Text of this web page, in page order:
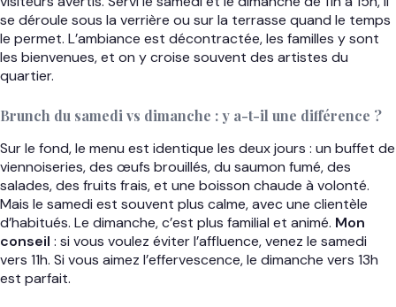
se déroule sous la verrière ou sur la terrasse quand le temps
le permet. L’ambiance est décontractée, les familles y sont
les bienvenues, et on y croise souvent des artistes du
quartier.
Brunch du samedi vs dimanche : y a-t-il une différence ?
Sur le fond, le menu est identique les deux jours : un buffet de
viennoiseries, des œufs brouillés, du saumon fumé, des
salades, des fruits frais, et une boisson chaude à volonté.
Mais le samedi est souvent plus calme, avec une clientèle
d’habitués. Le dimanche, c’est plus familial et animé. Mon
conseil : si vous voulez éviter l’affluence, venez le samedi
vers 11h. Si vous aimez l’effervescence, le dimanche vers 13h
est parfait.